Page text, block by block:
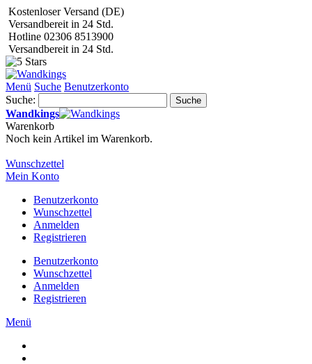
Kostenloser Versand (DE)
Versandbereit in 24 Std.
Hotline 02306 8513900
Versandbereit in 24 Std.
Menü Suche Benutzerkonto
Suche:
Suche
Wandkings
Warenkorb
Noch kein Artikel im Warenkorb.
Wunschzettel
Mein Konto
Benutzerkonto
Wunschzettel
Anmelden
Registrieren
Benutzerkonto
Wunschzettel
Anmelden
Registrieren
Menü